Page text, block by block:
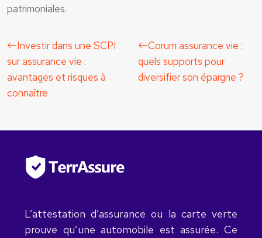
patrimoniales.
Investir dans une SCPI
sur assurance vie :
avantages et risques à
connaître
Corum assurance vie :
quels supports pour
diversifier son épargne ?
L’attestation d’assurance ou la carte verte
prouve qu’une automobile est assurée. Ce